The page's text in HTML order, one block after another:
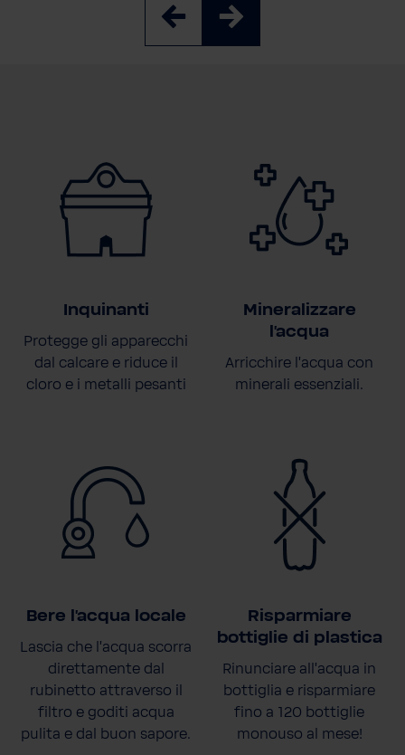
Inquinanti
Protegge gli apparecchi
dal calcare e riduce il
cloro e i metalli pesanti
Mineralizzare
l'acqua
Arricchire l'acqua con
minerali essenziali.
Bere l'acqua locale
Lascia che l'acqua scorra
direttamente dal
rubinetto attraverso il
filtro e goditi acqua
pulita e dal buon sapore.
Risparmiare
bottiglie di plastica
Rinunciare all'acqua in
bottiglia e risparmiare
fino a 120 bottiglie
monouso al mese!